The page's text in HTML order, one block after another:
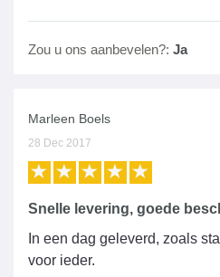
Zou u ons aanbevelen?: Ja
Marleen Boels
28 Dec 2017
Snelle levering, goede
In een dag geleverd, zoals
voor ieder.